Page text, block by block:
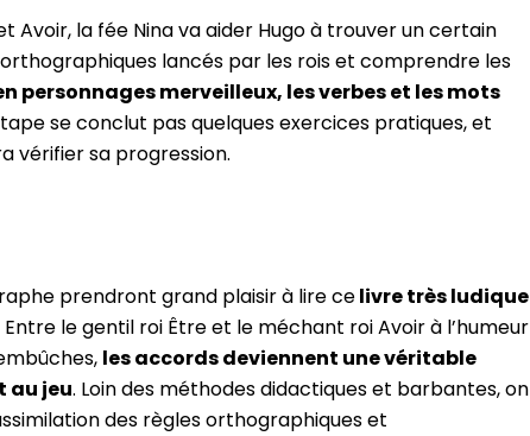
Avoir, la fée Nina va aider Hugo à trouver un certain
lancés par les rois et comprendre les
personnages merveilleux, les verbes et les mots
se conclut pas quelques exercices pratiques, et
vérifier sa progression.
prendront grand plaisir à lire celivre très ludique
le gentil roi Être et le méchant roi Avoir à l’humeur
les accords deviennent une véritable
au jeu. Loin des méthodes didactiques et barbantes, on
des règles orthographiques et